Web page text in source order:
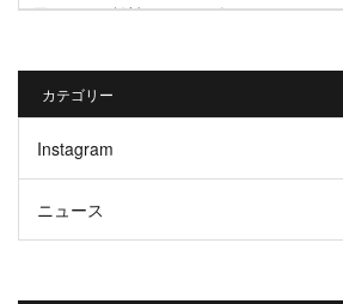
原エリア ✅賃料73,000円 《...
カテゴリー
Instagram
ニュース